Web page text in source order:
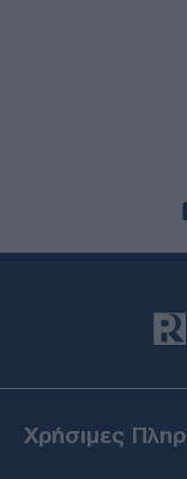
Χρήσιμες